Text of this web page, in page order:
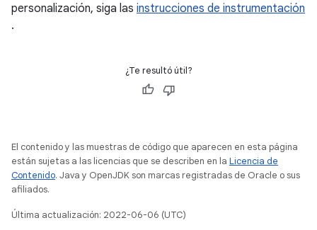
personalización, siga las instrucciones de instrumentación
.
¿Te resultó útil?
El contenido y las muestras de código que aparecen en esta página
están sujetas a las licencias que se describen en la Licencia de
Contenido. Java y OpenJDK son marcas registradas de Oracle o sus
afiliados.
Última actualización: 2022-06-06 (UTC)